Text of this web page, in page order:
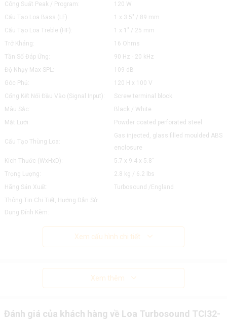
Công Suất Peak / Program:
120 W
Cấu Tạo Loa Bass (LF):
1 x 3.5" / 89 mm
Cấu Tạo Loa Treble (HF):
1 x 1" / 25 mm
Trở Kháng:
16 Ohms
Tần Số Đáp Ứng:
90 Hz - 20 kHz
Độ Nhạy Max SPL:
109 dB
Góc Phủ:
120 H x 100 V
Cổng Kết Nối Đầu Vào (Signal Input):
Screw terminal block
Màu Sắc:
Black / White
Mặt Lưới:
Powder coated perforated steel
Cấu Tạo Thùng Loa:
Gas injected, glass filled moulded ABS
enclosure
Kích Thước (WxHxD):
5.7 x 9.4 x 5.8"
Trọng Lượng:
2.8 kg / 6.2 lbs
Hãng Sản Xuất:
Turbosound /England
Thông Tin Chi Tiết, Hướng Dẫn Sử
Dụng Đính Kèm:
Xem cấu hình chi tiết
Xem thêm
Đánh giá của khách hàng về Loa Turbosound TCI32-